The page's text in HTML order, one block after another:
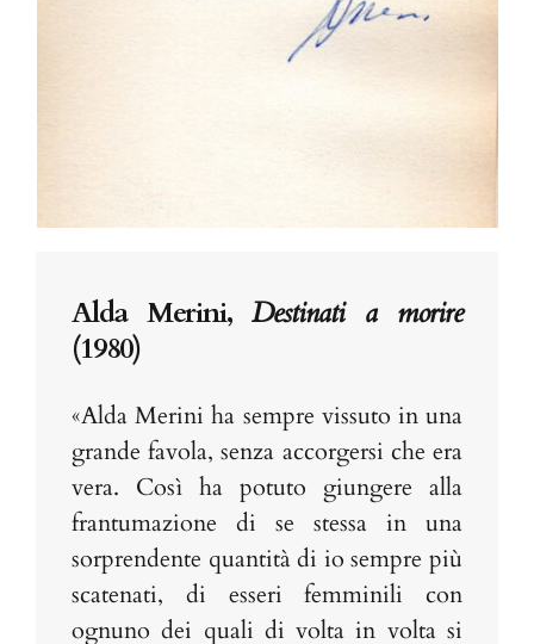
Alda Merini, Destinati a morire
(1980)
«Alda Merini ha sempre vissuto in una
grande favola, senza accorgersi che era
vera. Così ha potuto giungere alla
frantumazione di se stessa in una
sorprendente quantità di io sempre più
scatenati, di esseri femminili con
ognuno dei quali di volta in volta si